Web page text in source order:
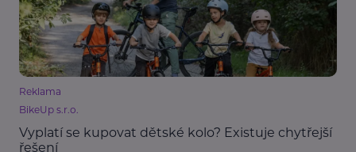
Reklama
BikeUp s.r.o.
Vyplatí se kupovat dětské kolo? Existuje chytřejší
řešení